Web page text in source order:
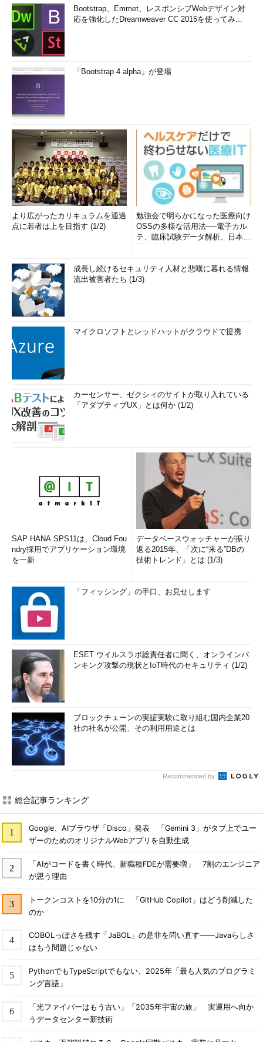
Bootstrap、Emmet、レスポンシブWebデザイン対
応を強化したDreamweaver CC 2015を使ってみ...
「Bootstrap 4 alpha」が登場
より広がったカリキュラムを通過
点に若者は上を目指す (1/2)
勉強会で明らかになった医療向け
OSSの多様な活用法──電子カル
テ、臨床試験データ解析、日本語
成長し続けるセキュリティ人材と悲嘆に暮れる情報
流出被害者たち (1/3)
マイクロソフトとレッドハットがクラウドで提携
カーセンサー、ゼクシィのサイトが取り入れている
「アダプティブUX」とは何か (1/2)
SAP HANA SPS11は、Cloud Fou
ndry採用でアプリケーション環境
を一新
データベースウォッチャーが振り
返る2015年、「次に“来る”DBの
技術トレンド」とは (1/3)
「フィッシング」の手口、お見せします
ESET ウイルスラボ総責任者に聞く、オンラインバ
ンキング攻撃の現状とIoT時代のセキュリティ (1/2)
ブロックチェーンの実証実験に取り組む国内企業20
社の社名が公開、その利用用途とは
Recommended by
総合記事ランキング
Google、AIブラウザ「Disco」発表 「Gemini 3」がタブ上でユー
ザーのためのオリジナルWebアプリを自動生成
「AIがコードを書く時代、新職種FDEが需要増」 7割のエンジニア
が思う理由
トークンコストを10分の1に 「GitHub Copilot」はどう削減した
のか
COBOLっぽさを残す「JaBOL」の是非を問い直す――Javaらしさ
はもう問題じゃない
PythonでもTypeScriptでもない、2025年「最も人気のプログラミ
ング言語」
「光ファイバーはもう古い」「2035年宇宙の旅」 実運用へ向か
うデータセンター新技術